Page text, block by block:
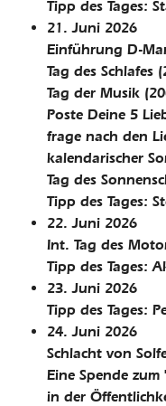
Tipp des Tages:
21. Juni 2026
Einführung D-
Tag des Schlafes
Tag der Musik
Poste Deine 5
frage nach den
kalendarischer
Tag des
Tipp des Tages:
22. Juni 2026
Int. Tag des
Tipp des Tages:
23. Juni 2026
Tipp des Tages:
24. Juni 2026
Schlacht von
Eine Spende
in der